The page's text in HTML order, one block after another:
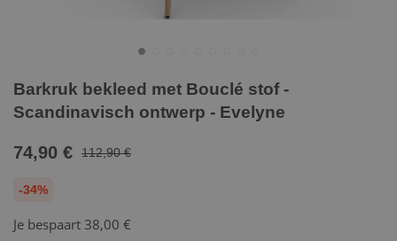
Barkruk bekleed met Bouclé stof -
Scandinavisch ontwerp - Evelyne
74,90 € 112,90 €
-34%
Je bespaart 38,00 €